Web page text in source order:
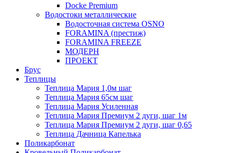
Docke Premium
Водостоки металлические
Водосточная система OSNO
FORAMINA (престиж)
FORAMINA FREEZE
МОДЕРН
ПРОЕКТ
Брус
Теплицы
Теплица Мария 1,0м шаг
Теплица Мария 65см шаг
Теплица Мария Усиленная
Теплица Мария Премиум 2 дуги, шаг 1м
Теплица Мария Премиум 2 дуги, шаг 0,65
Теплица Дачница Капелька
Поликарбонат